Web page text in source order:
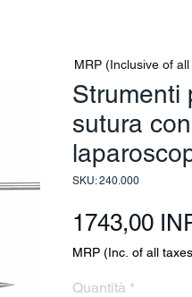
Strumenti
sutura
SKU: 240.000
1743,00
MRP (Inc. of all
Quantità *
MRP (Inclusive of